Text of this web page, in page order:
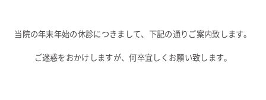
当院の年末年始の休診につきまして、下記の通りご案内致します。
ご迷惑をおかけしますが、何卒宜しくお願い致します。